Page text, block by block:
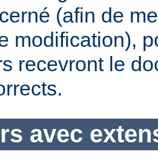
(afin de
modification),
recevront le
avec